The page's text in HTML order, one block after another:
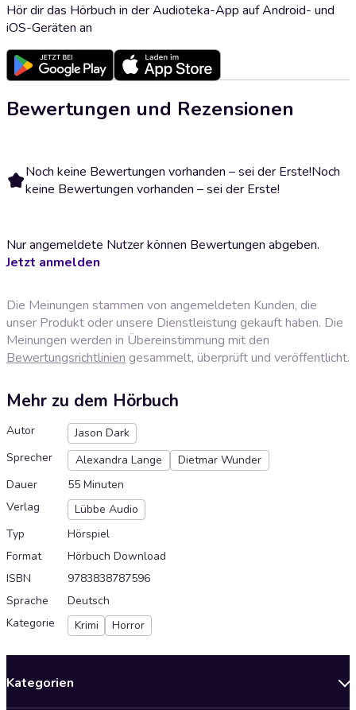
Hör dir das Hörbuch in der Audioteka-App auf Android- und
iOS-Geräten an
Bewertungen und Rezensionen
Noch keine Bewertungen vorhanden – sei der Erste!Noch
keine Bewertungen vorhanden – sei der Erste!
Nur angemeldete Nutzer können Bewertungen abgeben.
Jetzt anmelden
Die Meinungen stammen von angemeldeten Kunden, die
unser Produkt oder unsere Dienstleistung gekauft haben. Die
Meinungen werden in Übereinstimmung mit den
Bewertungsrichtlinien gesammelt, überprüft und veröffentlicht.
Mehr zu dem Hörbuch
Autor
Jason Dark
Sprecher
Alexandra Lange
Dietmar Wunder
Dauer
55 Minuten
Verlag
Lübbe Audio
Typ
Hörspiel
Format
Hörbuch Download
ISBN
9783838787596
Sprache
Deutsch
Kategorie
Krimi Horror
Kategorien